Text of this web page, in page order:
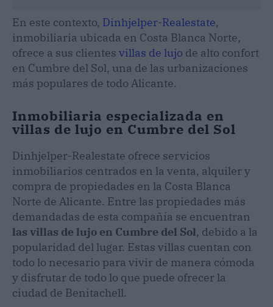
En este contexto, Dinhjelper-Realestate,
inmobiliaria ubicada en Costa Blanca Norte,
ofrece a sus clientes villas de lujo de alto confort
en Cumbre del Sol, una de las urbanizaciones
más populares de todo Alicante.
Inmobiliaria especializada en
villas de lujo en Cumbre del Sol
Dinhjelper-Realestate ofrece servicios
inmobiliarios centrados en la venta, alquiler y
compra de propiedades en la Costa Blanca
Norte de Alicante. Entre las propiedades más
demandadas de esta compañía se encuentran
las villas de lujo en Cumbre del Sol, debido a la
popularidad del lugar. Estas villas cuentan con
todo lo necesario para vivir de manera cómoda
y disfrutar de todo lo que puede ofrecer la
ciudad de Benitachell.